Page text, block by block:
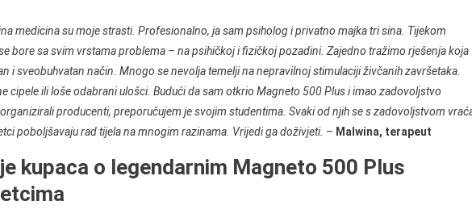
medicina su moje strasti. Profesionalno, ja sam psiholog i privatno majka tri sina. Tijekom
bore sa svim vrstama problema – na psihičkoj i fizičkoj pozadini. Zajedno tražimo rješenja koja
i sveobuhvatan način. Mnogo se nevolja temelji na nepravilnoj stimulaciji živčanih završetaka.
cipele ili loše odabrani ulošci. Budući da sam otkrio Magneto 500 Plus i imao zadovoljstvo
producenti, preporučujem je svojim studentima. Svaki od njih se s zadovoljstvom
poboljšavaju rad tijela na mnogim razinama. Vrijedi ga doživjeti. – Malwina, terapeut
kupaca o legendarnim Magneto 500 Plus